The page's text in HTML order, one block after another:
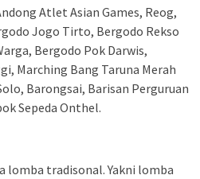
Atlet Asian Games, Reog,
Jogo Tirto, Bergodo Rekso
Bergodo Pok Darwis,
Marching Bang Taruna Merah
Barongsai, Barisan Perguruan
Sepeda Onthel.
lomba tradisonal. Yakni lomba